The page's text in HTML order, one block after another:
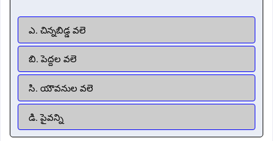
ఎ. చిన్నబిడ్డ వలె
బి. పెద్దల వలె
సి. యౌవనుల వలె
డి. పైవన్ని